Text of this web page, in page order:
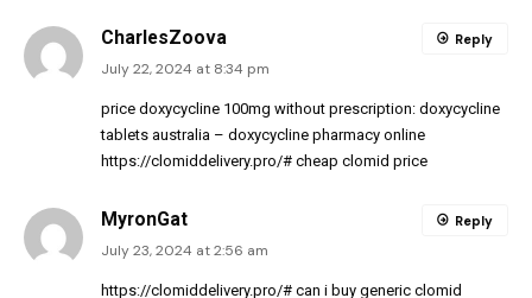
CharlesZoova
July 22, 2024 at 8:34 pm
price doxycycline 100mg without prescription: doxycycline
tablets australia – doxycycline pharmacy online
https://clomiddelivery.pro/# cheap clomid price
Reply
MyronGat
July 23, 2024 at 2:56 am
https://clomiddelivery.pro/# can i buy generic clomid
Reply